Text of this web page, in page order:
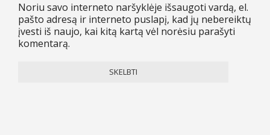
Noriu savo interneto naršyklėje išsaugoti vardą, el.
pašto adresą ir interneto puslapį, kad jų nebereiktų
įvesti iš naujo, kai kitą kartą vėl norėsiu parašyti
komentarą.